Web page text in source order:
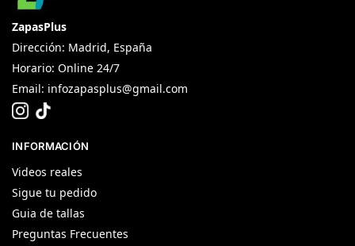
ZapasPlus
Dirección: Madrid, España
Horario: Online 24/7
Email: infozapasplus@gmail.com
INFORMACIÓN
Videos reales
Sigue tu pedido
Guia de tallas
Preguntas Frecuentes